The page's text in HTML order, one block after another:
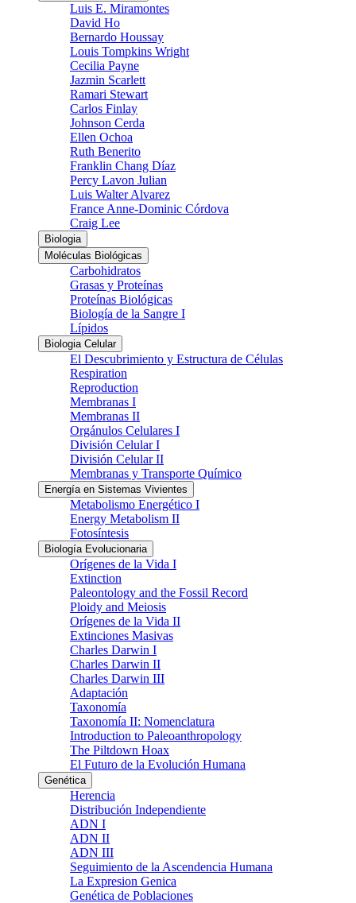
Luis E. Miramontes
David Ho
Bernardo Houssay
Louis Tompkins Wright
Cecilia Payne
Jazmin Scarlett
Ramari Stewart
Carlos Finlay
Johnson Cerda
Ellen Ochoa
Ruth Benerito
Franklin Chang Díaz
Percy Lavon Julian
Luis Walter Alvarez
France Anne-Dominic Córdova
Craig Lee
Biologia
Moléculas Biológicas
Carbohidratos
Grasas y Proteínas
Proteínas Biológicas
Biología de la Sangre I
Lípidos
Biologia Celular
El Descubrimiento y Estructura de Células
Respiration
Reproduction
Membranas I
Membranas II
Orgánulos Celulares I
División Celular I
División Celular II
Membranas y Transporte Químico
Energía en Sistemas Vivientes
Metabolismo Energético I
Energy Metabolism II
Fotosíntesis
Biología Evolucionaria
Orígenes de la Vida I
Extinction
Paleontology and the Fossil Record
Ploidy and Meiosis
Orígenes de la Vida II
Extinciones Masivas
Charles Darwin I
Charles Darwin II
Charles Darwin III
Adaptación
Taxonomía
Taxonomía II: Nomenclatura
Introduction to Paleoanthropology
The Piltdown Hoax
El Futuro de la Evolución Humana
Genética
Herencia
Distribución Independiente
ADN I
ADN II
ADN III
Seguimiento de la Ascendencia Humana
La Expresion Genica
Genética de Poblaciones